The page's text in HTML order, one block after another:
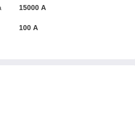
15000 А
100 А